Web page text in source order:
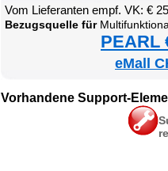
Vom Lie­fe­ran­ten empf. VK: €
Be­zugs­quel­le fürMul­ti­funk­tio­na­le
PEARL
eMall
Vor­han­de­ne Sup­port-